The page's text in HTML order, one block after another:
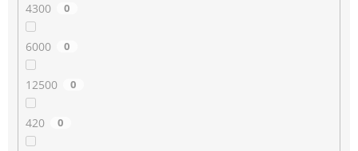
4300 0
6000 0
12500 0
420 0